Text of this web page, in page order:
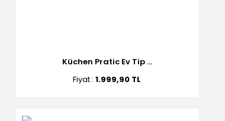
Küchen Pratic Ev Tip ...
Fiyat :1.999,90 TL